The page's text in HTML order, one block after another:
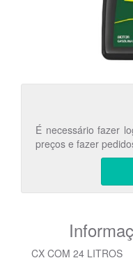
É necessário fazer
preços e fazer
CX COM 24 LITROS